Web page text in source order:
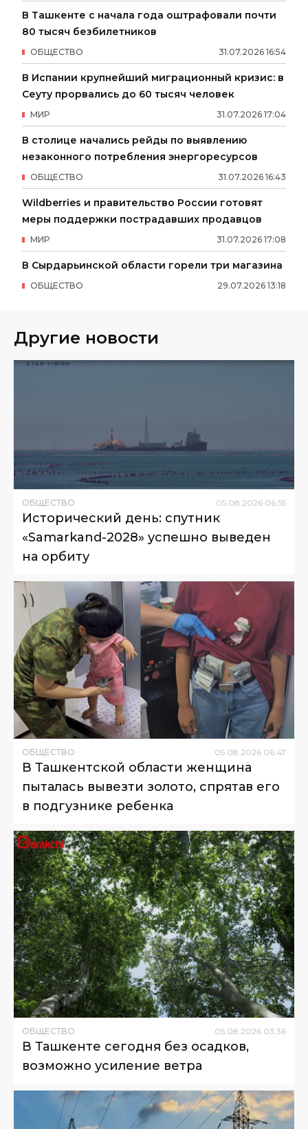
В Ташкенте с начала года оштрафовали почти
80 тысяч безбилетников
31.07.2026 16:54
ОБЩЕСТВО
В Испании крупнейший миграционный кризис: в
Сеуту прорвались до 60 тысяч человек
31.07.2026 17:04
МИР
В столице начались рейды по выявлению
незаконного потребления энергоресурсов
31.07.2026 16:43
ОБЩЕСТВО
Wildberries и правительство России готовят
меры поддержки пострадавших продавцов
31.07.2026 17:08
МИР
В Сырдарьинской области горели три магазина
29.07.2026 13:18
ОБЩЕСТВО
Другие новости
ОБЩЕСТВО 05 08 2026 06:55
Исторический день: спутник
«Samarkand-2028» успешно выведен
на орбиту
ОБЩЕСТВО 05.08.2026 06:47
В Ташкентской области женщина
пыталась вывезти золото, спрятав его
в подгузнике ребенка
ОБЩЕСТВО 05 08 2026 03:36
В Ташкенте сегодня без осадков,
возможно усиление ветра